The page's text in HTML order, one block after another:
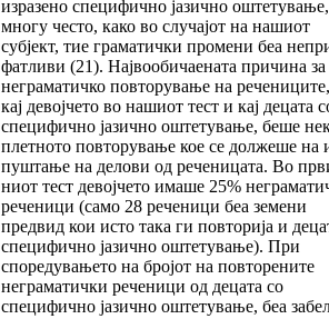
изразено специфично јазично
многу чес­то, како во случајот на на­шиот
субјект, тие граматички промени беа
фат­ливи (21). Највообичаената причина за
неграматич­ко пов­то­рување на
кај девојчето во нашиот тест и кај децата
спе­цифично ја­зич­но оштетување, беше
плет­ното повто­ру­вање кое се должеше на
пуш­тање на дело­ви од реченицата. Во
ни­от тест девојчето има­ше 25%
ре­че­ници (само 28 рече­ници беа земени
предвид кои исто така ги пов­торија и
специ­фич­но јазично ош­те­тување). При
споредува­ње­то на бројот на пов­торените
неграматички рече­ни­ци од децата со
специфично јазично оште­тување, беа